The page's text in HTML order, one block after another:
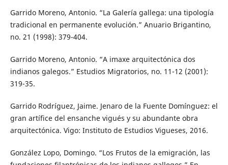
Garrido Moreno, Antonio. “La Galería gallega: una tipología
tradicional en permanente evolución.” Anuario Brigantino,
no. 21 (1998): 379-404.
Garrido Moreno, Antonio. “A imaxe arquitectónica dos
indianos galegos.” Estudios Migratorios, no. 11-12 (2001):
319-35.
Garrido Rodríguez, Jaime. Jenaro de la Fuente Domínguez: el
gran artífice del ensanche vigués y su abundante obra
arquitectónica. Vigo: Instituto de Estudios Vigueses, 2016.
González Lopo, Domingo. “Los Frutos de la emigración, las